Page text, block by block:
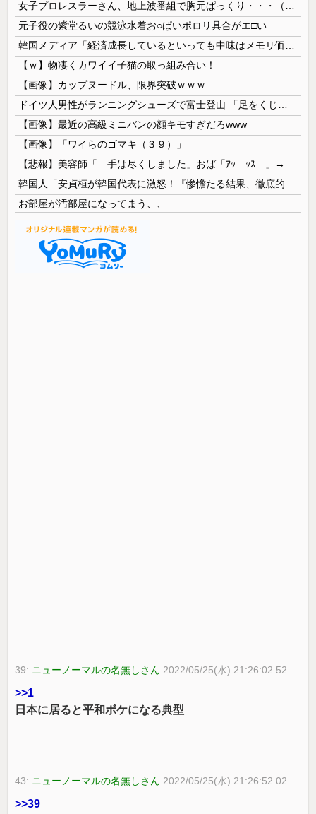
元子役の紫堂るいの競泳水着お○ぱいポロリ具合がエ□い
【ｗ】物凄くカワイイ子猫の取っ組み合い！
【画像】カップヌードル、限界突破ｗｗｗ
【画像】最近の高級ミニバンの顔キモすぎだろwww
【画像】「ワイらのゴマキ（３９）」
【悲報】美容師「…手は尽くしました」おば「ｱｯ…ｯｽ…」→
お部屋が汚部屋になってまう、、
39: ニューノーマルの名無しさん 2022/05/25(水) 21:26:02.52
>>1
日本に居ると平和ボケになる典型
43: ニューノーマルの名無しさん 2022/05/25(水) 21:26:52.02
>>39